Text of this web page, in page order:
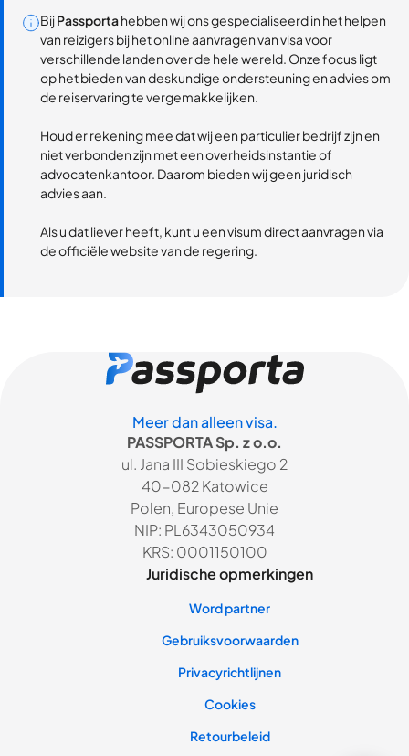
BijPassportahebben wij ons gespecialiseerd in het helpen
van reizigers bij het online aanvragen van visa voor
verschillende landen over de hele wereld. Onze focus ligt
op het bieden van deskundige ondersteuning en advies om
de reiservaring te vergemakkelijken.
Houd er rekening mee dat wij een particulier bedrijf zijn en
niet verbonden zijn met een overheidsinstantie of
advocatenkantoor. Daarom bieden wij geen juridisch
advies aan.
Als u dat liever heeft, kunt u een visum direct aanvragen via
de officiële website van de regering.
Meer dan alleen visa.
PASSPORTA Sp. z o.o.
ul. Jana III Sobieskiego 2
40-082 Katowice
Polen, Europese Unie
NIP: PL6343050934
KRS: 0001150100
Juridische opmerkingen
Word partner
Gebruiksvoorwaarden
Privacyrichtlijnen
Cookies
Retourbeleid